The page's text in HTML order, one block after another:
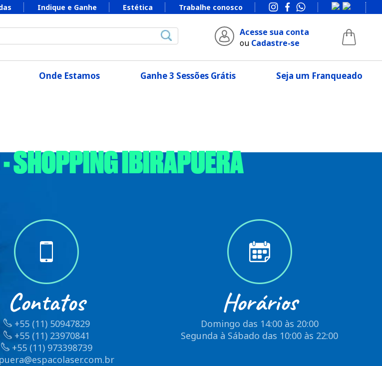
Indique e Ganhe Estética Trabalhe conosco
Acesse sua conta
ou Cadastre-se
Onde Estamos Ganhe 3 Sessões Grátis Seja um Franqueado
SHOPPING IBIRAPUERA
Contatos
+55 (11) 50947829
+55 (11) 23970841
+55 (11) 973398739
Horários
Domingo das 14:00 às 20:00
Segunda à Sábado das 10:00 às 22:00